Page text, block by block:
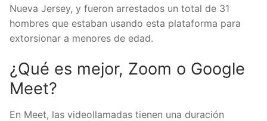
Nueva Jersey, y fueron arrestados un total de 31
hombres que estaban usando esta plataforma para
extorsionar a menores de edad.
¿Qué es mejor, Zoom o Google
Meet?
En Meet, las videollamadas tienen una duración